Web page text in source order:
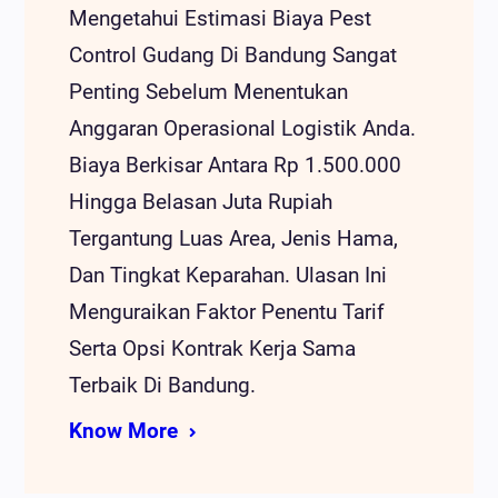
Mengetahui Estimasi Biaya Pest
Control Gudang Di Bandung Sangat
Penting Sebelum Menentukan
Anggaran Operasional Logistik Anda.
Biaya Berkisar Antara Rp 1.500.000
Hingga Belasan Juta Rupiah
Tergantung Luas Area, Jenis Hama,
Dan Tingkat Keparahan. Ulasan Ini
Menguraikan Faktor Penentu Tarif
Serta Opsi Kontrak Kerja Sama
Terbaik Di Bandung.
Know More